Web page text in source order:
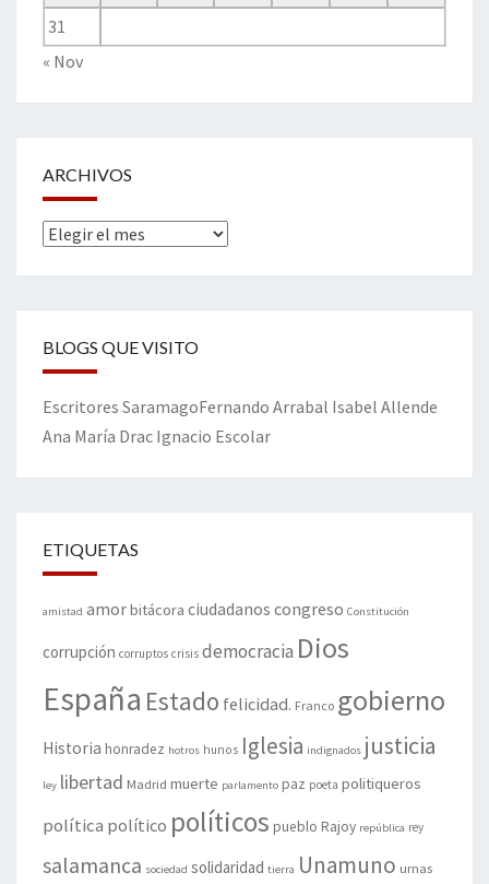
31
« Nov
ARCHIVOS
Archivos
BLOGS QUE VISITO
Escritores SaramagoFernando Arrabal Isabel Allende
Ana María Drac Ignacio Escolar
ETIQUETAS
amistad amorbitácora ciudadanos congreso Constitución
corrupción corruptos crisis democracia Dios
España Estado felicidad. Franco gobierno
Historia honradez hotros hunos Iglesia indignados justicia
ley libertad Madrid muerte parlamento paz poeta politiqueros
política político políticos pueblo Rajoy república rey
salamanca sociedad solidaridad tierra Unamuno urnas